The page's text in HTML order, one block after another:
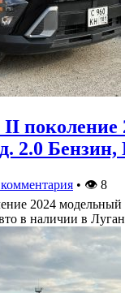
поколение
2.0 Бензин,
• 👁 8
2024 модельный
в наличии в